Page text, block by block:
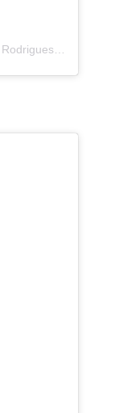
Una publicación compartida de João Rodrigues (@joaorodrigues.art)